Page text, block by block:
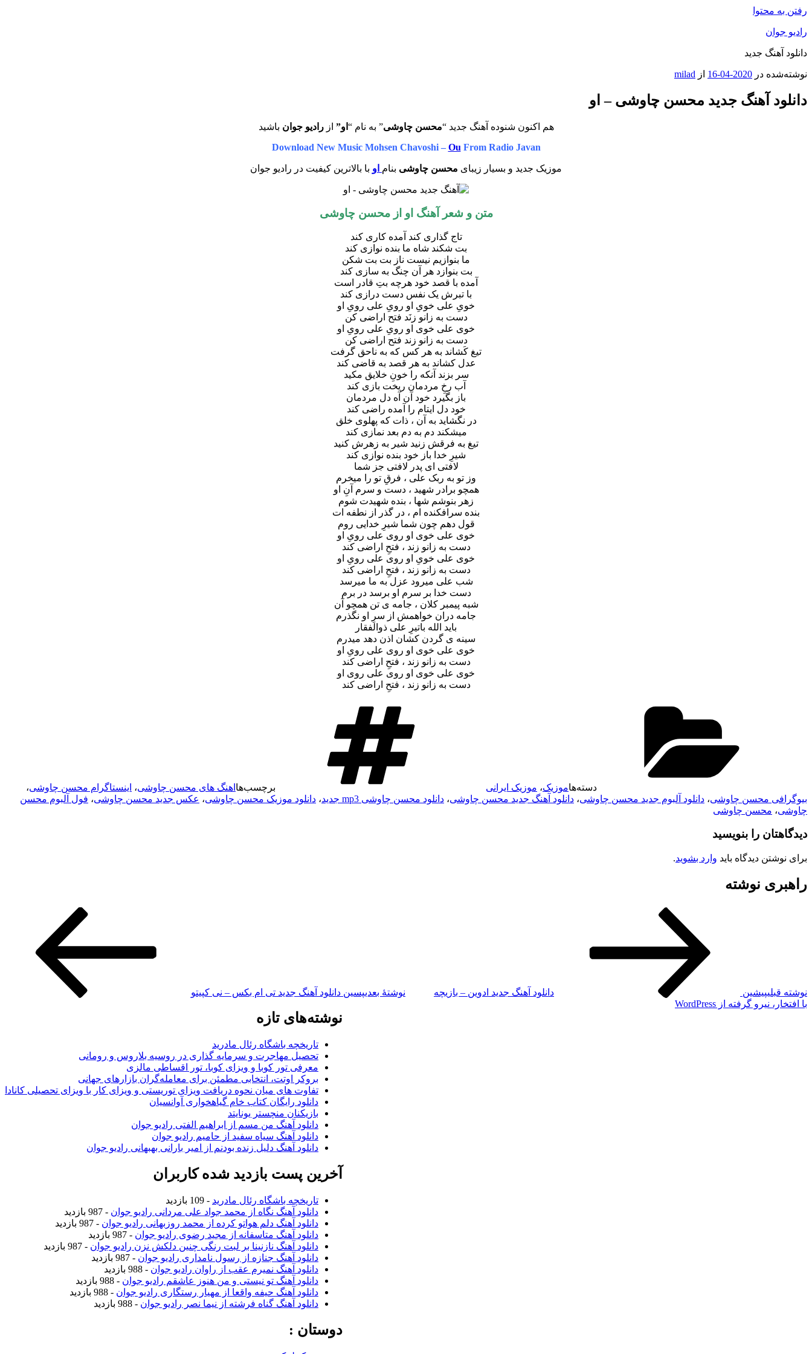
رفتن به محتوا
رادیو جوان
دانلود آهنگ جدید
نوشته‌شده در 2020-04-16 از milad
دانلود آهنگ جدید محسن چاوشی – او
هم اکنون شنوده آهنگ جدید “محسن چاوشی” به نام “ او” ازرادیو جوان باشید
Download New Music Mohsen Chavoshi – Ou From Radio Javan
موزیک جدید و بسیار زیبای محسن چاوشی بنام او با بالاترین کیفیت در رادیو جوان
متن و شعر آهنگ او از محسن چاوشی
تاج گذاری کند آمده کاری کند
بت شکند شاه ما بنده نوازی کند
ما بنوازیم نیست ناز بت بت شکن
بت بنوازد هر آن چنگ به سازی کند
آمده با قصد خود هرچه بتِ قادر است
با تبرش یک نفس دست درازی کند
خویِ علی خویِ او رویِ علی رویِ او
دست به زانو زنَد فتح اراضی کن
خوی علی خوی او رویِ علی رویِ او
دست به زانو زند فتح اراضی کن
تیغ کَشاند به هر کس که به ناحق گرفت
عدل کشاند به هر قصد به قاضی کند
سر بزند آنکه را خونِ خلایق مکید
آب رخِ مردمان ریخت بازی کند
باز بگیرد خود آن آه دل مردمان
خود دل ایتام را آمده راضی کند
در نگشاید به آن ، ذات که پهلوی خلق
میشکند دم به دم بعد نمازی کند
تیغ به فرقش زنید شیر به زهرش کنید
شیرِ خدا باز خود بنده نوازی کند
لافتی ای پدر لافتی جز شما
وز تو به ربک علی ، فرقِ تو را میخرم
همچو برادر شهید ، دست و سرم آنِ او
زهر بنوشم شها ، بنده شهیدت شوم
بنده سرافکنده ام ، در گذر از نطفه ات
قول دهم چون شما شیرِ خدایی روم
خوی علی خوی او روی علی رویِ او
دست به زانو زند ، فتحِ اراضی کند
خوی علی خویِ او روی علی رویِ او
دست به زانو زند ، فتحِ اراضی کند
شب علی میرود عزل به ما میرسد
دست خدا بر سرم او برسد در برم
شبه پیمبر کلان ، جامه ی تن همچو آن
جامه دران خواهمش از سرِ او نگذرم
باید الله باتیرِ علی ذوالفقار
سینه ی گردن کشان اذن دهد میدرم
خوی علی خوی او روی علی رویِ او
دست به زانو زند ، فتحِ اراضی کند
خوی علی خوی او روی علی روی او
دست به زانو زند ، فتحِ اراضی کند
دسته‌هاموزیک، موزیک ایرانی برچسب‌ها اهنگ های محسن چاوشی، اینستاگرام محسن چاوشی،
بیوگرافی محسن چاوشی، دانلود آلبوم جدید محسن چاوشی، دانلود آهنگ جدید محسن چاوشی، دانلود محسن چاوشی mp3 جدید ، دانلود موزیک محسن چاوشی، عکس جدید محسن چاوشی، فول آلبوم محسن
چاوشی، محسن چاوشی
دیدگاهتان را بنویسید
برای نوشتن دیدگاه باید وارد بشوید.
راهبری نوشته
نوشته قبلیپیشین دانلود آهنگ جدید ادوین – بازیچه نوشته‌ٔ بعدیپسین دانلود آهنگ جدید تی ام بکس – نی کپیتو
نوشته‌های تازه
تاریخچه باشگاه رئال مادرید
تحصیل مهاجرت و سرمایه گذاری در روسیه بلاروس و رومانی
معرفی تور کوبا و ویزای کوبا، تور اقساطی مالزی
بروکر اوتت، انتخابی مطمئن برای معامله‌گران بازارهای جهانی
تفاوت های میان نحوه دریافت ویزای توریستی و ویزای کار با ویزای تحصیلی کانادا
دانلود رایگان کتاب خام گیاهخواری آوانسیان
بازیکنان منچستر یونایتد
دانلود آهنگ من مسم از ابراهیم الفتی رادیو جوان
دانلود آهنگ سیاه سفید از حامیم رادیو جوان
دانلود آهنگ دلیل زنده بودنم از امیر بارانی بهبهانی رادیو جوان
آخرین پست بازدید شده کاربران
تاریخچه باشگاه رئال مادرید - 109 بازدید
دانلود آهنگ نگاه از محمد جواد علی مردانی رادیو جوان - 987 بازدید
دانلود آهنگ دلم هواتو کرده از محمد روزبهانی رادیو جوان - 987 بازدید
دانلود آهنگ متاسفانه از مجید رضوی رادیو جوان - 987 بازدید
دانلود آهنگ نازنینا بر لبت رنگی چنین دلکش نزن رادیو جوان - 987 بازدید
دانلود آهنگ جنازه از رسول نامداری رادیو جوان - 987 بازدید
دانلود آهنگ نمیرم عقب از راوان رادیو جوان - 988 بازدید
دانلود آهنگ تو نیستی و من هنوز عاشقم رادیو جوان - 988 بازدید
دانلود آهنگ حیفه واقعا از مهیار رستگاری رادیو جوان - 988 بازدید
دانلود آهنگ گناه فرشته از نیما نصر رادیو جوان - 988 بازدید
دوستان :
با افتخار، نیرو گرفته از WordPress